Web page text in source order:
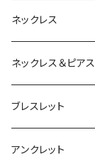
ネックレス
ネックレス＆ピア
ブレスレット
アンクレット